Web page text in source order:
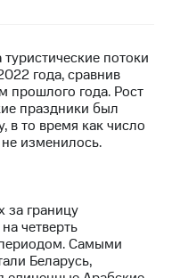
потоки
года, сравнив
прошлого года. Рост
праздники был
в то время как число
изменилось.
за границу
четверть
Самыми
Беларусь,